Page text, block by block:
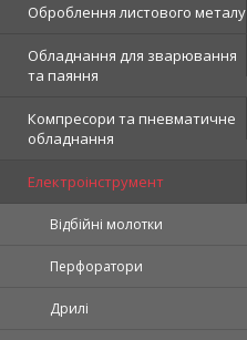
Оброблення листового металу
Обладнання для зварювання
та паяння
Компресори та пневматичне
обладнання
Електроінструмент
Відбійні молотки
Перфоратори
Дрилі